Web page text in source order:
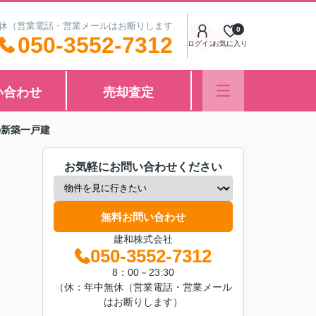
営業電話・営業メールはお断りします
050-3552-7312 ログインお気に入り
0
合わせ 売却査定
築一戸建
お気軽にお問い合わせください
無料お問い合わせ
建和株式会社
050-3552-7312
8：00－23:30
（休：年中無休（営業電話・営業メール
はお断りします）